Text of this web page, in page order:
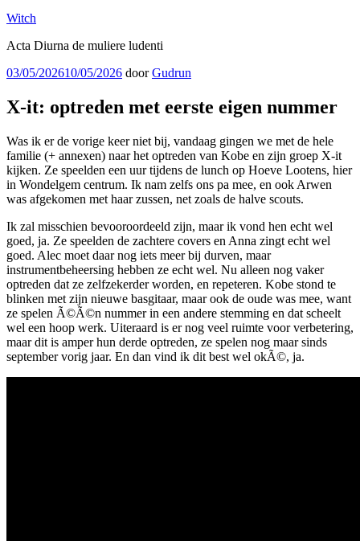
Witch
Acta Diurna de muliere ludenti
Geplaatst
03/05/202610/05/2026 doorGudrun
X-it: optreden met eerste eigen nummer
Was ik er de vorige keer niet bij, vandaag gingen we met de hele
familie (+ annexen) naar het optreden van Kobe en zijn groep X-it
kijken. Ze speelden een uur tijdens de lunch op Hoeve Lootens, hier
in Wondelgem centrum. Ik nam zelfs ons pa mee, en ook Arwen
was afgekomen met haar zussen, net zoals de halve scouts.
Ik zal misschien bevooroordeeld zijn, maar ik vond hen echt wel
goed, ja. Ze speelden de zachtere covers en Anna zingt echt wel
goed. Alec moet daar nog iets meer bij durven, maar
instrumentbeheersing hebben ze echt wel. Nu alleen nog vaker
optreden dat ze zelfzekerder worden, en repeteren. Kobe stond te
blinken met zijn nieuwe basgitaar, maar ook de oude was mee, want
ze spelen Ã©Ã©n nummer in een andere stemming en dat scheelt
wel een hoop werk. Uiteraard is er nog veel ruimte voor verbetering,
maar dit is amper hun derde optreden, ze spelen nog maar sinds
september vorig jaar. En dan vind ik dit best wel okÃ©, ja.